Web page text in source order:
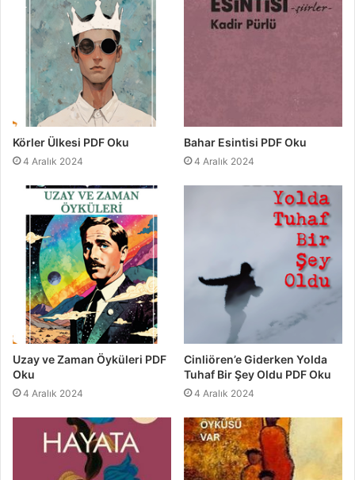
Körler Ülkesi PDF Oku
4 Aralık 2024
Bahar Esintisi PDF Oku
4 Aralık 2024
Uzay ve Zaman Öyküleri PDF
Oku
4 Aralık 2024
Cinliören’e Giderken Yolda
Tuhaf Bir Şey Oldu PDF Oku
4 Aralık 2024